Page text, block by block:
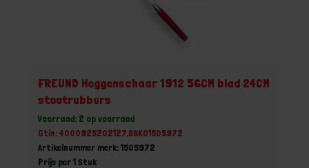
FREUND Heggenschaar 1912 56CM blad 24CM
stootrubbers
Voorraad: 2 op voorraad
Gtin: 4000925202127,BBKO1505972
Artikelnummer merk: 1505972
Prijs per 1 Stuk